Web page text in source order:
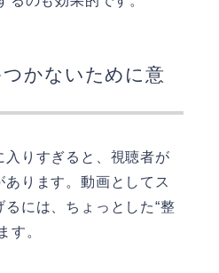
かないために意
入りすぎると、視聴者が
ります。動画としてス
には、ちょっとした“整
す。